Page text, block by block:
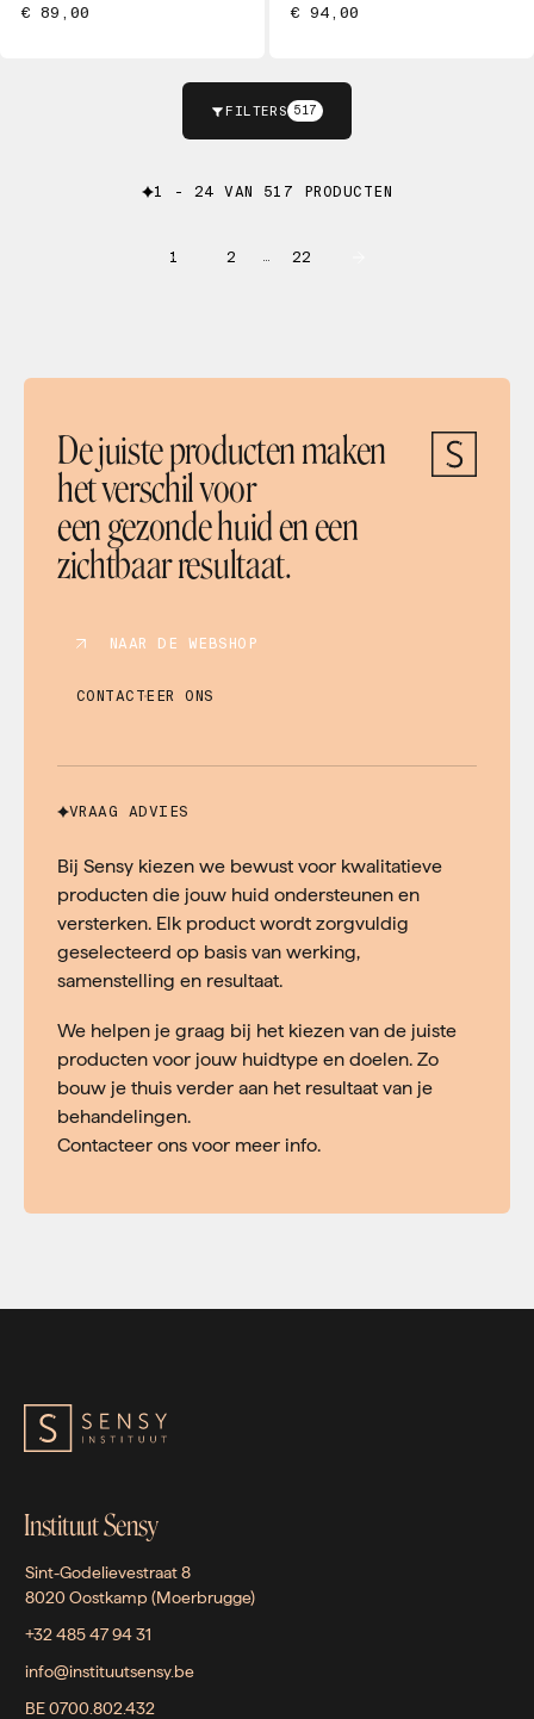
€ 89,00 € 94,00
FILTERS 517
1 - 24 VAN 517 PRODUCTEN
1 2 … 22
De juiste producten maken
het verschil voor
een gezonde huid en een
zichtbaar resultaat.
NAAR DE WEBSHOP
CONTACTEER ONS
VRAAG ADVIES
Bij Sensy kiezen we bewust voor kwalitatieve
producten die jouw huid ondersteunen en
versterken. Elk product wordt zorgvuldig
geselecteerd op basis van werking,
samenstelling en resultaat.
We helpen je graag bij het kiezen van de juiste
producten voor jouw huidtype en doelen. Zo
bouw je thuis verder aan het resultaat van je
behandelingen.
Contacteer ons voor meer info.
Instituut Sensy
Sint-Godelievestraat 8
8020 Oostkamp (Moerbrugge)
+32 485 47 94 31
info@instituutsensy.be
BE 0700.802.432